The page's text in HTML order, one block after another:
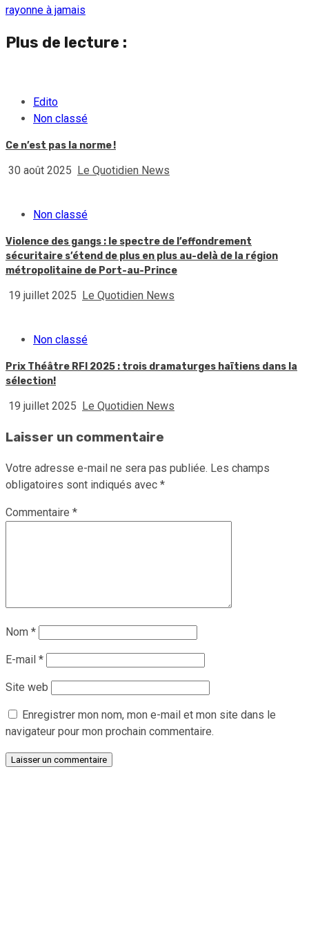
rayonne à jamais
Plus de lecture :
Edito
Non classé
Ce n’est pas la norme !
30 août 2025 Le Quotidien News
Non classé
Violence des gangs : le spectre de l’effondrement
sécuritaire s’étend de plus en plus au-delà de la région
métropolitaine de Port-au-Prince
19 juillet 2025 Le Quotidien News
Non classé
Prix Théâtre RFI 2025 : trois dramaturges haïtiens dans la
sélection!
19 juillet 2025 Le Quotidien News
Laisser un commentaire
Votre adresse e-mail ne sera pas publiée. Les champs
obligatoires sont indiqués avec *
Commentaire *
Nom *
E-mail *
Site web
Enregistrer mon nom, mon e-mail et mon site dans le
navigateur pour mon prochain commentaire.